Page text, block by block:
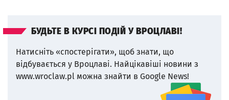
БУДЬТЕ В КУРСІ ПОДІЙ У ВРОЦЛАВІ!
Натисніть «спостерігати», щоб знати, що
відбувається у Вроцлаві. Найцікавіші новини з
www.wroclaw.pl можна знайти в Google News!